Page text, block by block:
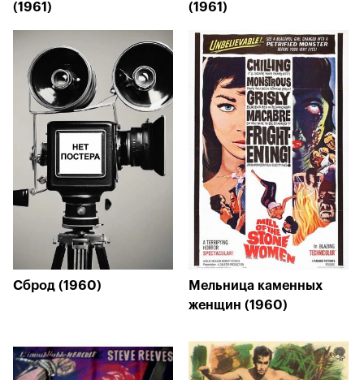
(1961)
(1961)
Сброд (1960)
Мельница каменных
женщин (1960)